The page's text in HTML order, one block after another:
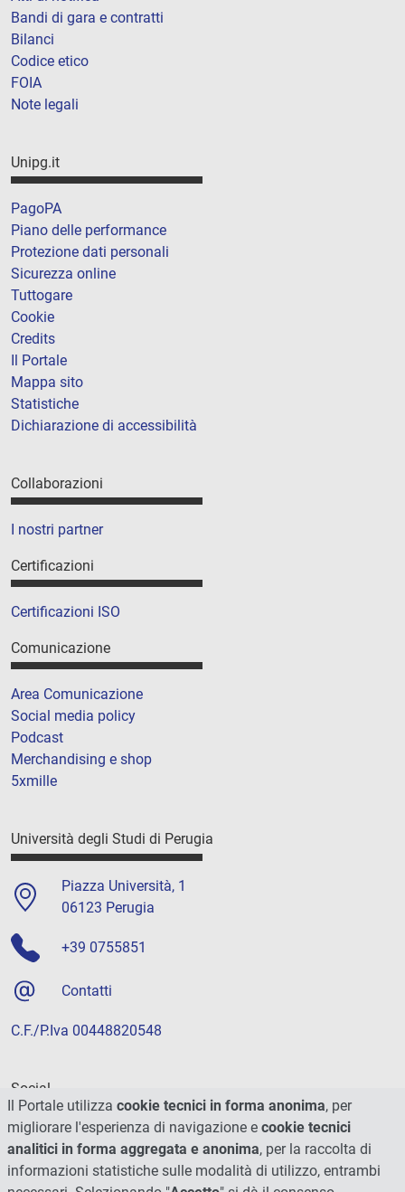
Bandi di gara e contratti
Bilanci
Codice etico
FOIA
Note legali
Unipg.it
PagoPA
Piano delle performance
Protezione dati personali
Sicurezza online
Tuttogare
Cookie
Credits
Il Portale
Mappa sito
Statistiche
Dichiarazione di accessibilità
Collaborazioni
I nostri partner
Certificazioni
Certificazioni ISO
Comunicazione
Area Comunicazione
Social media policy
Podcast
Merchandising e shop
5xmille
Università degli Studi di Perugia
Piazza Università, 1
06123 Perugia
+39 0755851
Contatti
C.F./P.Iva 00448820548
Social
Il Portale utilizza cookie tecnici in forma anonima, per
migliorare l'esperienza di navigazione e cookie tecnici
analitici in forma aggregata e anonima, per la raccolta di
informazioni statistiche sulle modalità di utilizzo, entrambi